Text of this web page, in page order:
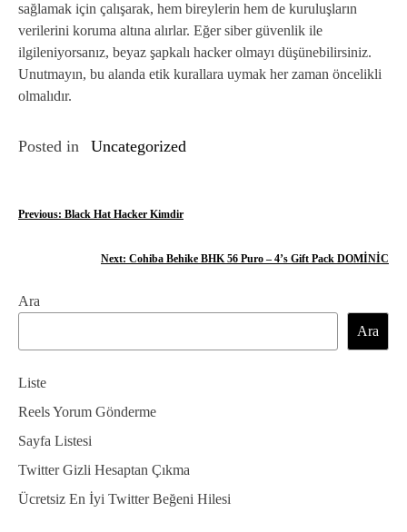
sağlamak için çalışarak, hem bireylerin hem de kuruluşların
verilerini koruma altına alırlar. Eğer siber güvenlik ile
ilgileniyorsanız, beyaz şapkalı hacker olmayı düşünebilirsiniz.
Unutmayın, bu alanda etik kurallara uymak her zaman öncelikli
olmalıdır.
Posted in Uncategorized
Y
ı
g
e
z
i
n
Previous: Black Hat Hacker Kimdir
Next: Cohiba Behike BHK 56 Puro – 4’s Gift Pack DOMİNİC
Ara
Ara
Liste
Reels Yorum Gönderme
Sayfa Listesi
Twitter Gizli Hesaptan Çıkma
Ücretsiz En İyi Twitter Beğeni Hilesi